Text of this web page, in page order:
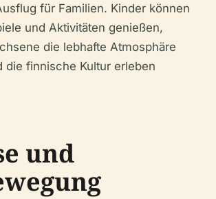
für Familien. Kinder können
und Aktivitäten genießen,
die lebhafte Atmosphäre
die finnische Kultur erleben
und